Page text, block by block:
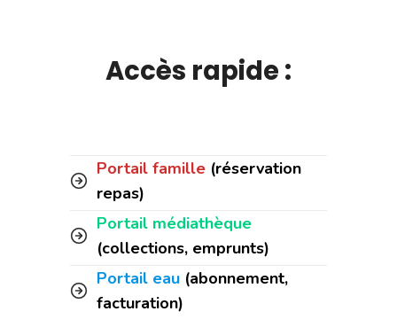
Accès rapide :
Portail famille (réservation
repas)
Portail médiathèque
(collections, emprunts)
Portail eau (abonnement,
facturation)